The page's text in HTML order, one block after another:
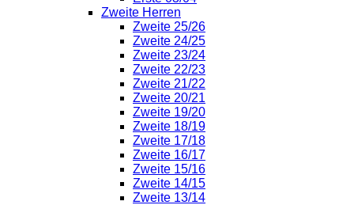
Zweite Herren
Zweite 25/26
Zweite 24/25
Zweite 23/24
Zweite 22/23
Zweite 21/22
Zweite 20/21
Zweite 19/20
Zweite 18/19
Zweite 17/18
Zweite 16/17
Zweite 15/16
Zweite 14/15
Zweite 13/14